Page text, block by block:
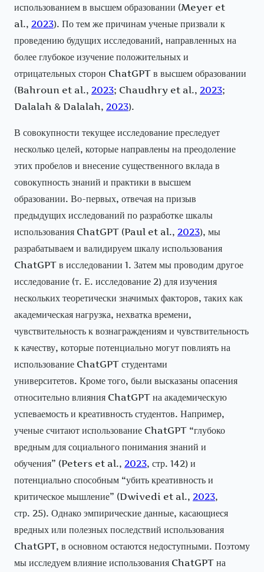
использованием в высшем образовании (Meyer et
al., 2023). По тем же причинам ученые призвали к
проведению будущих исследований, направленных на
более глубокое изучение положительных и
отрицательных сторон ChatGPT в высшем образовании
(Bahroun et al., 2023; Chaudhry et al., 2023;
Dalalah & Dalalah, 2023).
В совокупности текущее исследование преследует
несколько целей, которые направлены на преодоление
этих пробелов и внесение существенного вклада в
совокупность знаний и практики в высшем
образовании. Во-первых, отвечая на призыв
предыдущих исследований по разработке шкалы
использования ChatGPT (Paul et al., 2023), мы
разрабатываем и валидируем шкалу использования
ChatGPT в исследовании 1. Затем мы проводим другое
исследование (т. Е. исследование 2) для изучения
нескольких теоретически значимых факторов, таких как
академическая нагрузка, нехватка времени,
чувствительность к вознаграждениям и чувствительность
к качеству, которые потенциально могут повлиять на
использование ChatGPT студентами
университетов. Кроме того, были высказаны опасения
относительно влияния ChatGPT на академическую
успеваемость и креативность студентов. Например,
ученые считают использование ChatGPT “глубоко
вредным для социального понимания знаний и
обучения” (Peters et al., 2023, стр. 142) и
потенциально способным “убить креативность и
критическое мышление” (Dwivedi et al., 2023,
стр. 25). Однако эмпирические данные, касающиеся
вредных или полезных последствий использования
ChatGPT, в основном остаются недоступными. Поэтому
мы исследуем влияние использования ChatGPT на